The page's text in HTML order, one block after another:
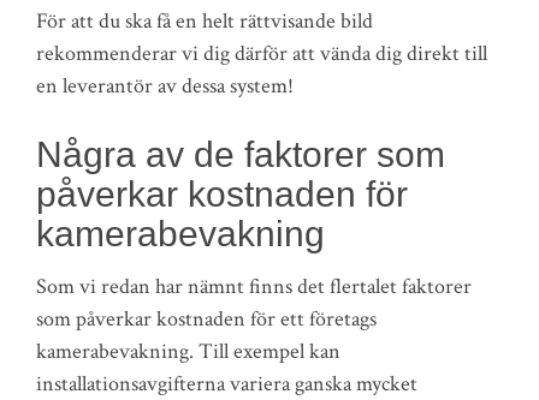
För att du ska få en helt rättvisande bild
rekommenderar vi dig därför att vända dig direkt till
en leverantör av dessa system!
Några av de faktorer som
påverkar kostnaden för
kamerabevakning
Som vi redan har nämnt finns det flertalet faktorer
som påverkar kostnaden för ett företags
kamerabevakning. Till exempel kan
installationsavgifterna variera ganska mycket